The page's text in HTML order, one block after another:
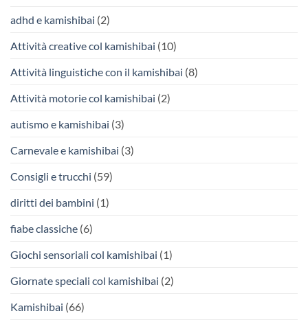
adhd e kamishibai (2)
Attività creative col kamishibai (10)
Attività linguistiche con il kamishibai (8)
Attività motorie col kamishibai (2)
autismo e kamishibai (3)
Carnevale e kamishibai (3)
Consigli e trucchi (59)
diritti dei bambini (1)
fiabe classiche (6)
Giochi sensoriali col kamishibai (1)
Giornate speciali col kamishibai (2)
Kamishibai (66)